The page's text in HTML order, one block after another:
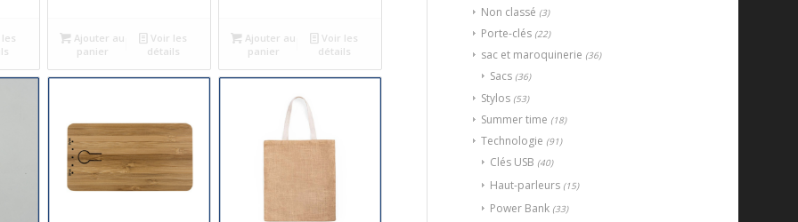
Ajouter au
panier
Voir les
détails
Ajouter au
panier
Voir les
détails
Non classé (3)
Porte-clés (22)
sac et maroquinerie (36)
Sacs (36)
Stylos (53)
Summer time (18)
Technologie (91)
Clés USB (40)
Haut-parleurs (15)
Power Bank (33)